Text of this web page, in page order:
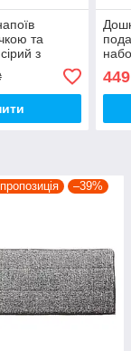
та
з
449
–39%